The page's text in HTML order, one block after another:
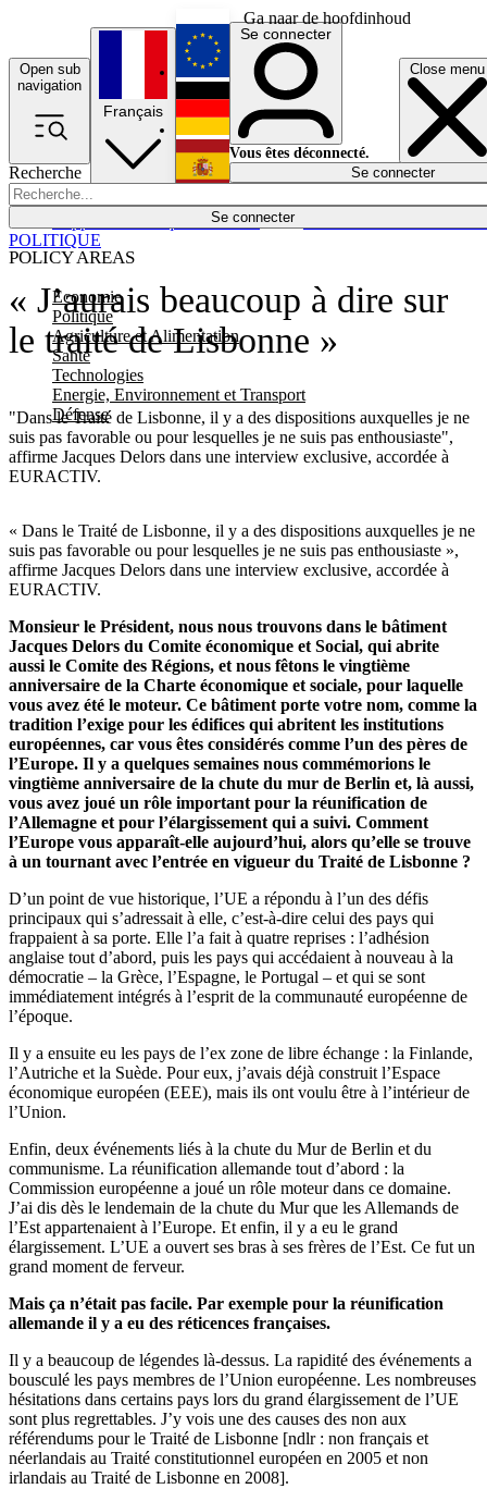
Ga naar de hoofdinhoud
Open sub
navigation
Close menu
Recherche
Se connecter
POLICY AREAS
Economie
Politique
Agriculture et Alimentation
Santé
Technologies
Energie, Environnement et Transport
Défense
Économie
Français
English
Deutsch
Español
Se connecter
Vous êtes déconnecté.
Se connecter
« J’aurais beaucoup à dire sur
le traité de Lisbonne »
"Dans le Traité de Lisbonne, il y a des dispositions auxquelles je ne
suis pas favorable ou pour lesquelles je ne suis pas enthousiaste",
affirme Jacques Delors dans une interview exclusive, accordée à
EURACTIV.
POLITIQUE
« Dans le Traité de Lisbonne, il y a des dispositions auxquelles je ne
suis pas favorable ou pour lesquelles je ne suis pas enthousiaste »,
affirme Jacques Delors dans une interview exclusive, accordée à
EURACTIV.
Monsieur le Président, nous nous trouvons dans le bâtiment
Jacques Delors du Comite économique et Social, qui abrite
aussi le Comite des Régions, et nous fêtons le vingtième
anniversaire de la Charte économique et sociale, pour laquelle
vous avez été le moteur. Ce bâtiment porte votre nom, comme la
tradition l’exige pour les édifices qui abritent les institutions
européennes, car vous êtes considérés comme l’un des pères de
l’Europe. Il y a quelques semaines nous commémorions le
vingtième anniversaire de la chute du mur de Berlin et, là aussi,
vous avez joué un rôle important pour la réunification de
l’Allemagne et pour l’élargissement qui a suivi. Comment
l’Europe vous apparaît-elle aujourd’hui, alors qu’elle se trouve
à un tournant avec l’entrée en vigueur du Traité de Lisbonne ?
D’un point de vue historique, l’UE a répondu à l’un des défis
principaux qui s’adressait à elle, c’est-à-dire celui des pays qui
frappaient à sa porte. Elle l’a fait à quatre reprises : l’adhésion
anglaise tout d’abord, puis les pays qui accédaient à nouveau à la
démocratie – la Grèce, l’Espagne, le Portugal – et qui se sont
immédiatement intégrés à l’esprit de la communauté européenne de
l’époque.
Il y a ensuite eu les pays de l’ex zone de libre échange : la Finlande,
l’Autriche et la Suède. Pour eux, j’avais déjà construit l’Espace
économique européen (EEE), mais ils ont voulu être à l’intérieur de
l’Union.
Enfin, deux événements liés à la chute du Mur de Berlin et du
communisme. La réunification allemande tout d’abord : la
Commission européenne a joué un rôle moteur dans ce domaine.
J’ai dis dès le lendemain de la chute du Mur que les Allemands de
l’Est appartenaient à l’Europe. Et enfin, il y a eu le grand
élargissement. L’UE a ouvert ses bras à ses frères de l’Est. Ce fut un
grand moment de ferveur.
Mais ça n’était pas facile. Par exemple pour la réunification
allemande il y a eu des réticences françaises.
Il y a beaucoup de légendes là-dessus. La rapidité des événements a
bousculé les pays membres de l’Union européenne. Les nombreuses
hésitations dans certains pays lors du grand élargissement de l’UE
sont plus regrettables. J’y vois une des causes des non aux
référendums pour le Traité de Lisbonne [ndlr : non français et
néerlandais au Traité constitutionnel européen en 2005 et non
irlandais au Traité de Lisbonne en 2008].